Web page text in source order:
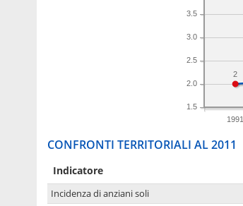
1991
1.5
2.0
2.5
3.0
3.5
2
CONFRONTI TERRITORIALI AL 2011
Indicatore
Incidenza di anziani soli